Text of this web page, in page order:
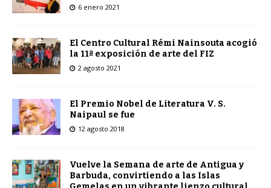
6 enero 2021
El Centro Cultural Rémi Nainsouta acogió
la 11ª exposición de arte del FIZ
2 agosto 2021
El Premio Nobel de Literatura V. S.
Naipaul se fue
12 agosto 2018
Vuelve la Semana de arte de Antigua y
Barbuda, convirtiendo a las Islas